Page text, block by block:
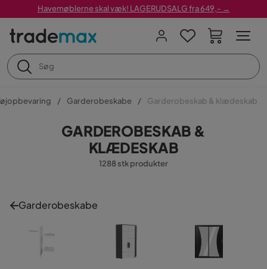
Havemøblerne skal væk! LAGERUDSALG fra 649,- →
Garderobeskabe Garderobeskab & klædeskab
GARDEROBESKAB &
KLÆDESKAB
1288 stk produkter
Garderobeskabe